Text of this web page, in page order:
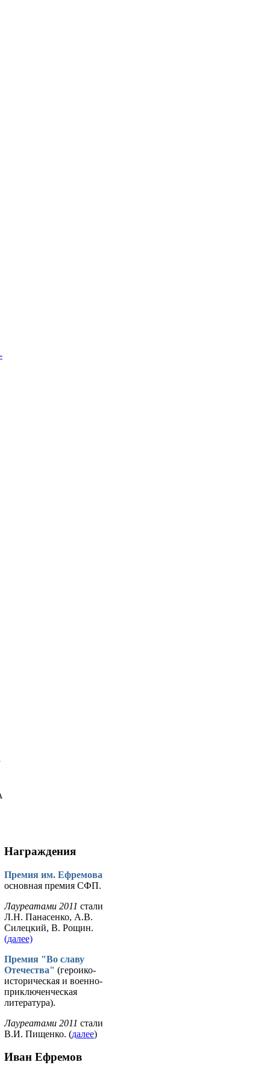
Награждения
Премия им. Ефремова
основная премия СФП.
Лауреатами 2011 стали
Л.Н. Панасенко, А.В.
Силецкий, В. Рощин.
(далее)
Премия "Во славу
Отечества" (героико-
историческая и военно-
приключенческая
литература).
Лауреатами 2011 стали
В.И. Пищенко. (далее)
Иван Ефремов